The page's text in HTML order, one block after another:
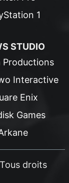
1
STUDIO
Productions
Interactive
Enix
Games
Tous droits